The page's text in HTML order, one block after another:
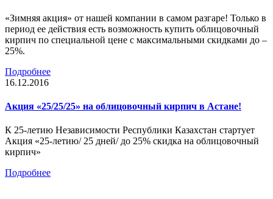
«Зимняя акция» от нашей компании в самом разгаре! Только в
период ее действия есть возможность купить облицовочный
кирпич по специальной цене с максимальными скидками до –
25%.
Подробнее
16.12.2016
Акция «25/25/25» на облицовочный кирпич в Астане!
К 25-летию Независимости Республики Казахстан стартует
Акция «25-летию/ 25 дней/ до 25% скидка на облицовочный
кирпич»
Подробнее